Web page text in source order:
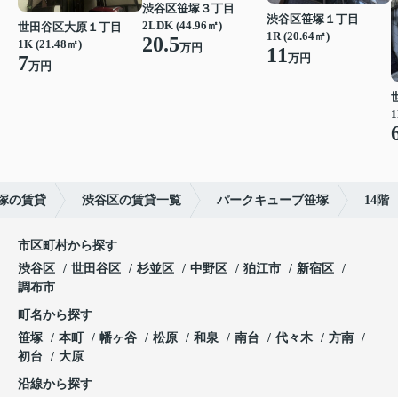
世田谷区大原１丁目
1K (21.48㎡)
7万円
渋谷区笹塚３丁目
2LDK (44.96㎡)
20.5万円
渋谷区笹塚１丁目
1R (20.64㎡)
11万円
の賃貸 渋谷区の賃貸一覧 パークキューブ笹塚 14階
市区町村から探す
渋谷区
世田谷区 杉並区 中野区 狛江市
新宿区
調布市
町名から探す
笹塚
本町 幡ヶ谷 松原 和泉 南台 代々木
方南
初台
大原
沿線から探す